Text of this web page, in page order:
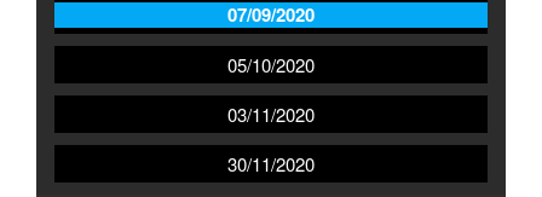
07/09/2020
05/10/2020
03/11/2020
30/11/2020